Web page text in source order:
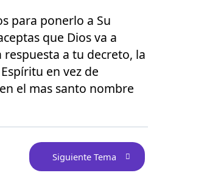
para ponerlo a Su
que Dios va a
a tu decreto, la
en vez de
el mas santo nombre
Siguiente Tema